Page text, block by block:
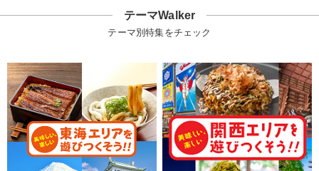
テーマWalker
テーマ別特集をチェック